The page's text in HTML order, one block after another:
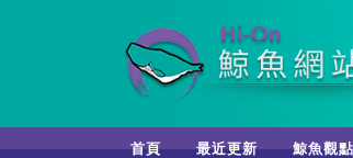
首頁 最近更新 鯨魚觀點